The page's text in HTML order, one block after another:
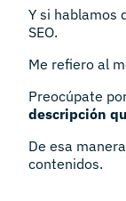
Y si hablamos
SEO.
Me refiero al
Preocúpate
descripción
De esa
contenidos.